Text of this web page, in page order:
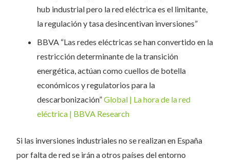
hub industrial pero la red eléctrica es el limitante,
la regulación y tasa desincentivan inversiones”
BBVA “Las redes eléctricas se han convertido en la
restricción determinante de la transición
energética, actúan como cuellos de botella
económicos y regulatorios para la
descarbonización”Global | La hora de la red
eléctrica | BBVA Research
Si las inversiones industriales no se realizan en España
por falta de red se irán a otros países del entorno